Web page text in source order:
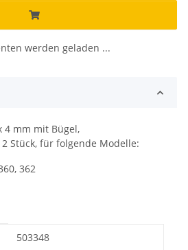
werden geladen ...
4 mm mit Bügel,
Stück, für folgende Modelle:
362
503348